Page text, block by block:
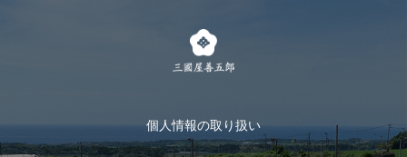
お茶のギフト
ログイン
個人情報の取り扱い